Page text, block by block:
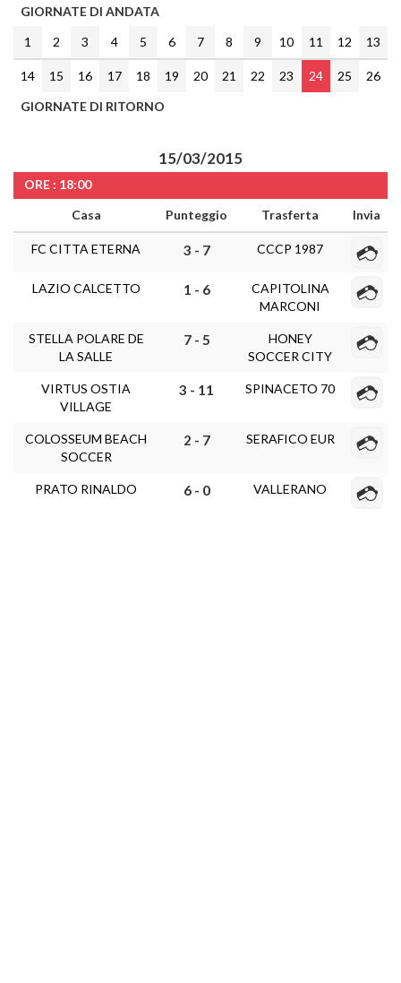
GIORNATE DI ANDATA
1
2 3 4 5 6 7 8 9 10 11 12 13
14 15 16 17 18 19 20 21 22 23 24 25
26
GIORNATE DI RITORNO
15/03/2015
ORE : 18:00
Casa
Punteggio Trasferta Invia
FC CITTA ETERNA 3 - 7 CCCP 1987
LAZIO CALCETTO 1 - 6
CAPITOLINA
MARCONI
STELLA POLARE DE
LA SALLE
7 - 5
HONEY
SOCCER CITY
VIRTUS OSTIA
VILLAGE
3 - 11 SPINACETO 70
COLOSSEUM BEACH
SOCCER
2 - 7 SERAFICO EUR
PRATO RINALDO 6 - 0 VALLERANO